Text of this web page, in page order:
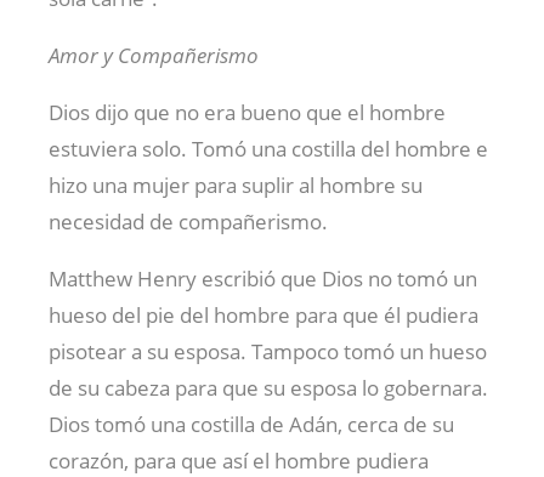
Amor y Compañerismo
Dios dijo que no era bueno que el hombre
estuviera solo. Tomó una costilla del hombre e
hizo una mujer para suplir al hombre su
necesidad de compañerismo.
Matthew Henry escribió que Dios no tomó un
hueso del pie del hombre para que él pudiera
pisotear a su esposa. Tampoco tomó un hueso
de su cabeza para que su esposa lo gobernara.
Dios tomó una costilla de Adán, cerca de su
corazón, para que así el hombre pudiera